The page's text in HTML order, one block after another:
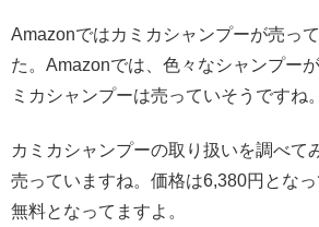
Amazonではカミカシャンプーが売っ
た。Amazonでは、色々なシャンプー
ミカシャンプーは売っていそうですね。
カミカシャンプーの取り扱いを調べて
売っていますね。価格は6,380円とな
無料となってますよ。